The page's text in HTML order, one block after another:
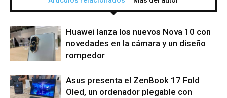
Huawei lanza los nuevos Nova 10 con
novedades en la cámara y un diseño
rompedor
Asus presenta el ZenBook 17 Fold
Oled, un ordenador plegable con